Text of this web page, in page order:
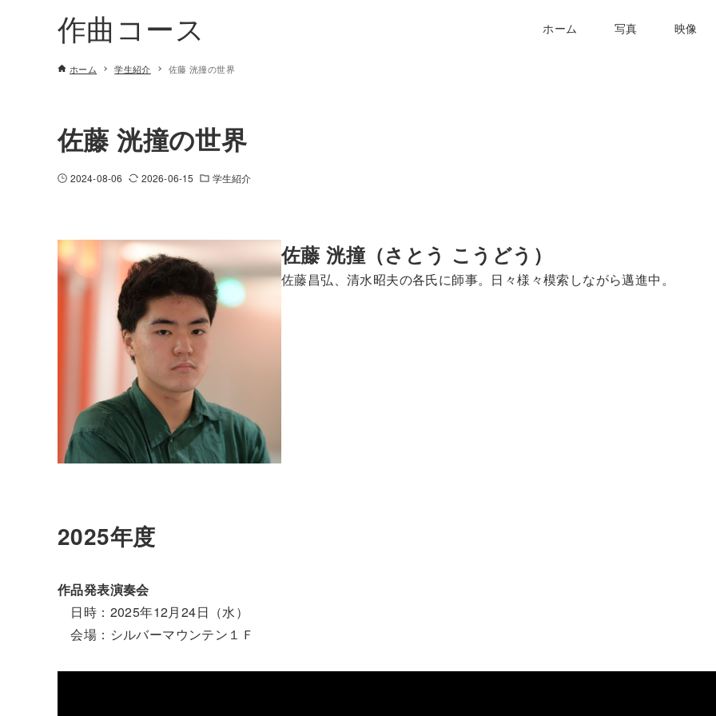
作曲コース ホーム 写真 映像
ホーム 学生紹介 佐藤 洸撞の世界
佐藤 洸撞の世界
2024-08-06 2026-06-15 学生紹介
佐藤 洸撞（さとう こうどう）
佐藤昌弘、清水昭夫の各氏に師事。日々様々模索しながら邁進中。
2025年度
作品発表演奏会
日時：2025年12月24日（水）
会場：シルバーマウンテン１Ｆ